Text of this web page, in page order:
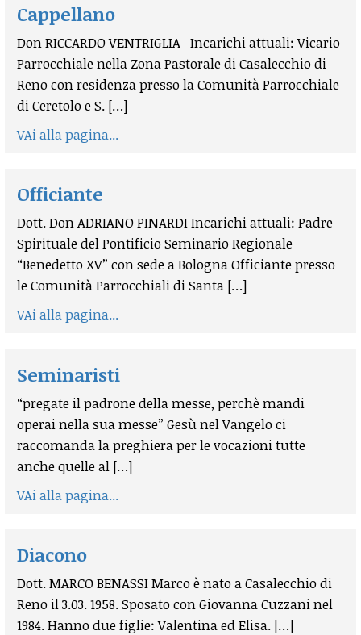
Cappellano
Don RICCARDO VENTRIGLIA Incarichi attuali: Vicario
Parrocchiale nella Zona Pastorale di Casalecchio di
Reno con residenza presso la Comunità Parrocchiale
di Ceretolo e S. […]
VAi alla pagina...
Officiante
Dott. Don ADRIANO PINARDI Incarichi attuali: Padre
Spirituale del Pontificio Seminario Regionale
“Benedetto XV” con sede a Bologna Officiante presso
le Comunità Parrocchiali di Santa […]
VAi alla pagina...
Seminaristi
“pregate il padrone della messe, perchè mandi
operai nella sua messe” Gesù nel Vangelo ci
raccomanda la preghiera per le vocazioni tutte
anche quelle al […]
VAi alla pagina...
Diacono
Dott. MARCO BENASSI Marco è nato a Casalecchio di
Reno il 3.03. 1958. Sposato con Giovanna Cuzzani nel
1984. Hanno due figlie: Valentina ed Elisa. […]